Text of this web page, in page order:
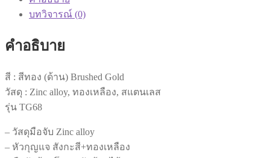
ลูกบิด
แบบ
ก้าน
โยก
ทอง
ด้าน
บทวิจารณ์ (0)
คำอธิบาย
สี : สีทอง (ด้าน) Brushed Gold
วัสดุ : Zinc alloy, ทองเหลือง, สแตนเลส
รุ่น TG68
– วัสดุมือจับ Zinc alloy
– หัวกุญแจ สังกะสี+ทองเหลือง